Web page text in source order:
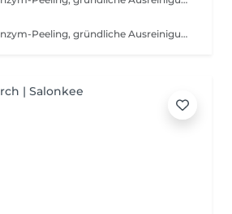
Abreinigung, Toner, Enzym-Peeling, gründliche Ausreinigung, Massage, Radiofrequenzbehandlung, Vliesmaske, Abschlusspflege, Sonnenschutzcreme